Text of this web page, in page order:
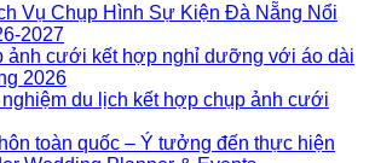
Vụ Chụp Hình Sự Kiện Đà Nẵng Nổi
2027
ảnh cưới kết hợp nghỉ dưỡng với áo dài
2026
du lịch kết hợp chụp ảnh cưới
toàn quốc – Ý tưởng đến thực hiện